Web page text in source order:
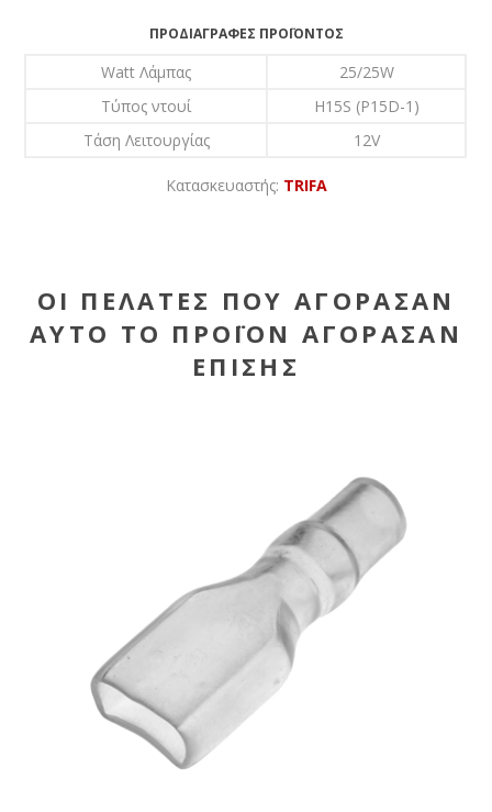
ΠΡΟΔΙΑΓΡΑΦΈΣ ΠΡΟΪΌΝΤΟΣ
Watt Λάμπας
25/25W
Τύπος ντουί
H15S (P15D-1)
Τάση Λειτουργίας
12V
Κατασκευαστής: TRIFA
ΟΙ ΠΕΛΆΤΕΣ ΠΟΥ ΑΓΌΡΑΣΑΝ
ΑΥΤΌ ΤΟ ΠΡΟΪΌΝ ΑΓΌΡΑΣΑΝ
ΕΠΊΣΗΣ